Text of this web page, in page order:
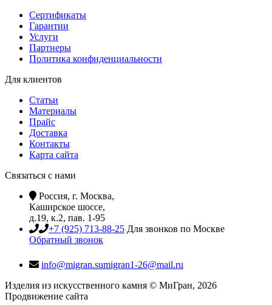
Сертификаты
Гарантии
Услуги
Партнеры
Политика конфиденциальности
Для клиентов
Статьи
Материалы
Прайс
Доставка
Контакты
Карта сайта
Связаться с нами
Россия, г. Москва,
Каширское шоссе,
д.19, к.2, пав. 1-95
+7 (925) 713-88-25 Для звонков по Москве
Обратный звонок
info@migran.sumigran1-26@mail.ru
Изделия из искусственного камня © МиГран, 2026
Продвижение сайта